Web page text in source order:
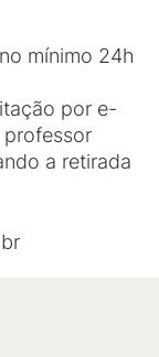
mínimo 24h
por e-
professor
a retirada